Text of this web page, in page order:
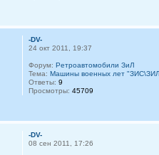
-DV-
24 окт 2011, 19:37
Форум: Ретроавтомобили ЗиЛ
Тема: Машины военных лет
Ответы: 9
Просмотры: 45709
-DV-
08 сен 2011, 17:26